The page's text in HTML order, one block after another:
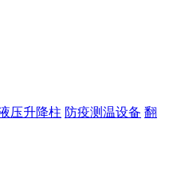
压升降柱 防疫测温设备 翻